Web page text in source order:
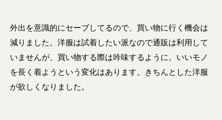
外出を意識的にセーブしてるので、買い物に行く機会は
減りました。洋服は試着したい派なので通販は利用して
いませんが、買い物する際は吟味するように。いいモノ
を長く着ようという変化はあります。きちんとした洋服
が欲しくなりました。